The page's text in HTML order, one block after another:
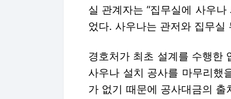
실 관계자는 “집무실에 사우
었다. 사우나는 관저와 집무실
경호처가 최초 설계를 수행한
사우나 설치 공사를 마무리했
가 없기 때문에 공사대금의